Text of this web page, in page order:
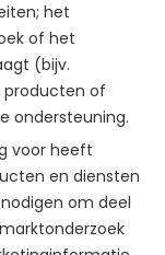
het
of het
(bijv.
producten of
ondersteuning.
voor heeft
en diensten
om deel